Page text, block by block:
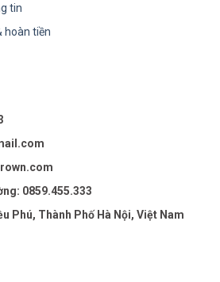
tin
hoàn tiền
0859.455.333
Phú, Thành Phố Hà Nội, Việt Nam